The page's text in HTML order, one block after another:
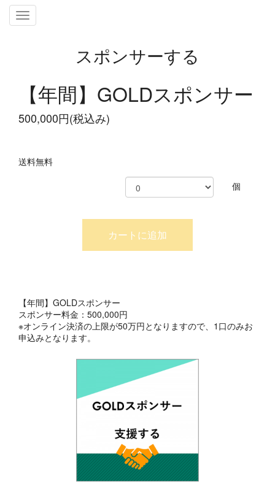
Toggle
navigation
スポンサーする
【年間】GOLDスポンサー
500,000円(税込み)
送料無料
個
【年間】GOLDスポンサー
スポンサー料金：500,000円
※オンライン決済の上限が50万円となりますので、1口のみお
申込みとなります。